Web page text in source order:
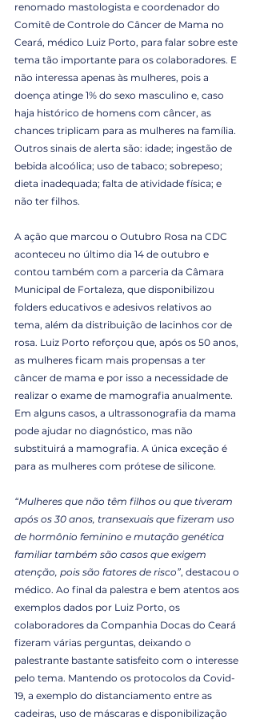
renomado mastologista e coordenador do
Comitê de Controle do Câncer de Mama no
Ceará, médico Luiz Porto, para falar sobre este
tema tão importante para os colaboradores. E
não interessa apenas às mulheres, pois a
doença atinge 1% do sexo masculino e, caso
haja histórico de homens com câncer, as
chances triplicam para as mulheres na família.
Outros sinais de alerta são: idade; ingestão de
bebida alcoólica; uso de tabaco; sobrepeso;
dieta inadequada; falta de atividade física; e
não ter filhos.
A ação que marcou o Outubro Rosa na CDC
aconteceu no último dia 14 de outubro e
contou também com a parceria da Câmara
Municipal de Fortaleza, que disponibilizou
folders educativos e adesivos relativos ao
tema, além da distribuição de lacinhos cor de
rosa. Luiz Porto reforçou que, após os 50 anos,
as mulheres ficam mais propensas a ter
câncer de mama e por isso a necessidade de
realizar o exame de mamografia anualmente.
Em alguns casos, a ultrassonografia da mama
pode ajudar no diagnóstico, mas não
substituirá a mamografia. A única exceção é
para as mulheres com prótese de silicone.
“Mulheres que não têm filhos ou que tiveram
após os 30 anos, transexuais que fizeram uso
de hormônio feminino e mutação genética
familiar também são casos que exigem
atenção, pois são fatores de risco”, destacou o
médico. Ao final da palestra e bem atentos aos
exemplos dados por Luiz Porto, os
colaboradores da Companhia Docas do Ceará
fizeram várias perguntas, deixando o
palestrante bastante satisfeito com o interesse
pelo tema. Mantendo os protocolos da Covid-
19, a exemplo do distanciamento entre as
cadeiras, uso de máscaras e disponibilização